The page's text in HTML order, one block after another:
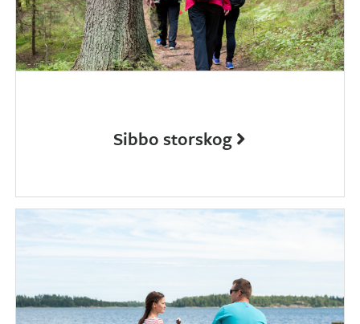
Sibbo storskog